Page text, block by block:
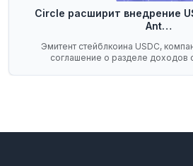
Circle расширит внедрение
Ant…
Эмитент стейблкоина USDC,
соглашение о разделе доходов